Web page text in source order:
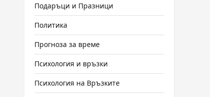
Подаръци и Празници
Политика
Прогноза за време
Психология и връзки
Психология на Връзките